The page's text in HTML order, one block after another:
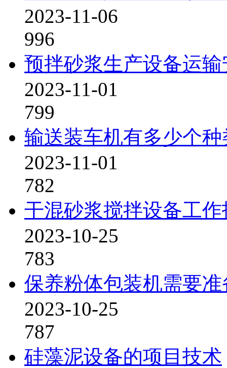
2023-11-06
996
预拌砂浆生产设备运
2023-11-01
799
输送装车机有多少个种
2023-11-01
782
干混砂浆搅拌设备工
2023-10-25
783
保养粉体包装机需要
2023-10-25
787
硅藻泥设备的项目技术